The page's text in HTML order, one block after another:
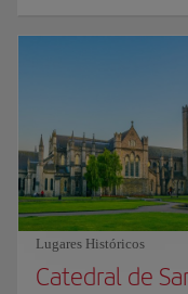
Lugares Históricos
Catedral de